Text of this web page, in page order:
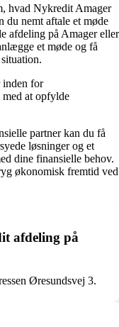
hvad Nykredit Amager
du nemt aftale et møde
afdeling på Amager eller
et møde og få
inden for
at opfylde
partner kan du få
løsninger og et
dine finansielle behov.
økonomisk fremtid ved
afdeling på
Øresundsvej 3.